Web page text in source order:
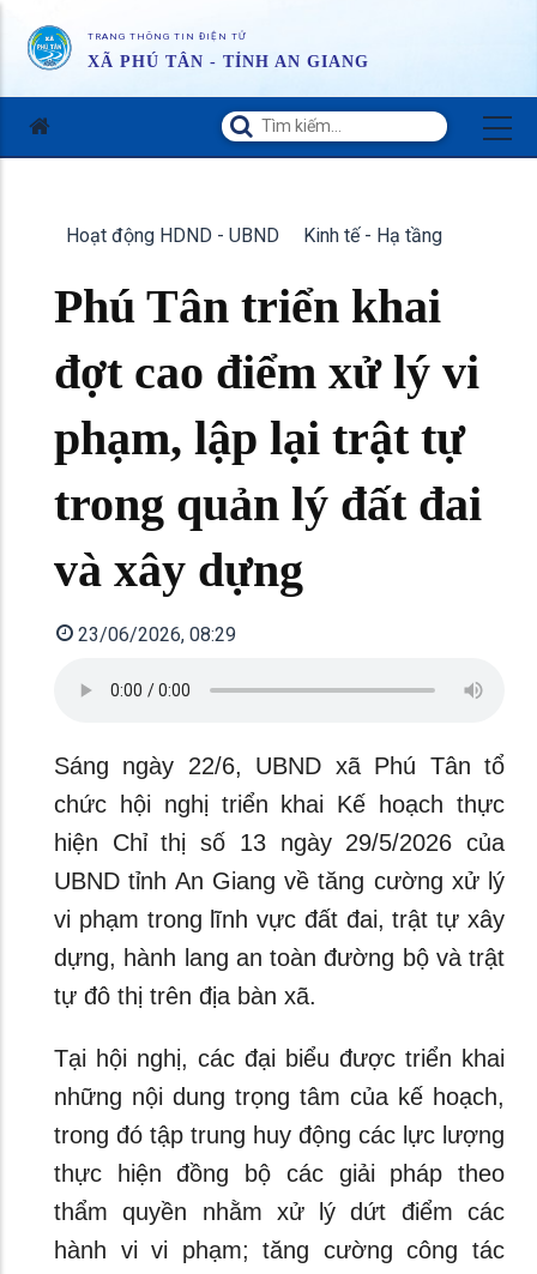
TRANG THÔNG TIN ĐIỆN TỬ
XÃ PHÚ TÂN - TỈNH AN GIANG
Hoạt động HDND - UBND Kinh tế - Hạ tầng
Phú Tân triển khai
đợt cao điểm xử lý vi
phạm, lập lại trật tự
trong quản lý đất đai
và xây dựng
23/06/2026, 08:29
Sáng ngày 22/6, UBND xã Phú Tân tổ
chức hội nghị triển khai Kế hoạch thực
hiện Chỉ thị số 13 ngày 29/5/2026 của
UBND tỉnh An Giang về tăng cường xử lý
vi phạm trong lĩnh vực đất đai, trật tự xây
dựng, hành lang an toàn đường bộ và trật
tự đô thị trên địa bàn xã.
Tại hội nghị, các đại biểu được triển khai
những nội dung trọng tâm của kế hoạch,
trong đó tập trung huy động các lực lượng
thực hiện đồng bộ các giải pháp theo
thẩm quyền nhằm xử lý dứt điểm các
hành vi vi phạm; tăng cường công tác